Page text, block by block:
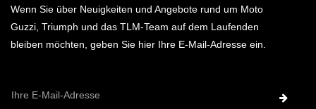
Wenn Sie über Neuigkeiten und Angebote rund um Moto
Guzzi, Triumph und das TLM-Team auf dem Laufenden
bleiben möchten, geben Sie hier Ihre E-Mail-Adresse ein.
E-